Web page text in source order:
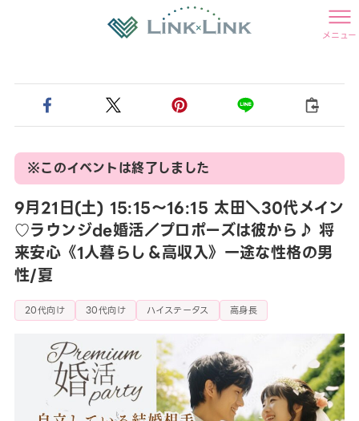
メニュー
※このイベントは終了しました
9月21日(土) 15:15〜16:15 太田＼30代メイン
♡ラウンジde婚活／プロポーズは彼から♪ 将
来安心《1人暮らし＆高収入》一途な性格の男
性/夏
20代向け 30代向け ハイステータス 高身長